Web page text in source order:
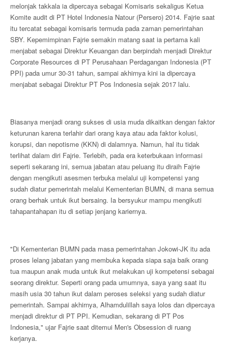
melonjak takkala ia dipercaya sebagai Komisaris sekaligus Ketua
Komite audit di PT Hotel Indonesia Natour (Persero) 2014. Fajrie saat
itu tercatat sebagai komisaris termuda pada zaman pemerintahan
SBY. Kepemimpinan Fajrie semakin matang saat ia pertama kali
menjabat sebagai Direktur Keuangan dan berpindah menjadi Direktur
Corporate Resources di PT Perusahaan Perdagangan Indonesia (PT
PPI) pada umur 30-31 tahun, sampai akhirnya kini ia dipercaya
menjabat sebagai Direktur PT Pos Indonesia sejak 2017 lalu.
Biasanya menjadi orang sukses di usia muda dikaitkan dengan faktor
keturunan karena terlahir dari orang kaya atau ada faktor kolusi,
korupsi, dan nepotisme (KKN) di dalamnya. Namun, hal itu tidak
terlihat dalam diri Fajrie. Terlebih, pada era keterbukaan informasi
seperti sekarang ini, semua jabatan atau peluang itu diraih Fajrie
dengan mengikuti asesmen terbuka melalui uji kompetensi yang
sudah diatur pemerintah melalui Kementerian BUMN, di mana semua
orang berhak untuk ikut bersaing. Ia bersyukur mampu mengikuti
tahapantahapan itu di setiap jenjang kariernya.
"Di Kementerian BUMN pada masa pemerintahan Jokowi-JK itu ada
proses lelang jabatan yang membuka kepada siapa saja baik orang
tua maupun anak muda untuk ikut melakukan uji kompetensi sebagai
seorang direktur. Seperti orang pada umumnya, saya yang saat itu
masih usia 30 tahun ikut dalam peroses seleksi yang sudah diatur
pemerintah. Sampai akhirnya, Alhamdulillah saya lolos dan dipercaya
menjadi direktur di PT PPI. Kemudian, sekarang di PT Pos
Indonesia," ujar Fajrie saat ditemui Men's Obsession di ruang
kerjanya.